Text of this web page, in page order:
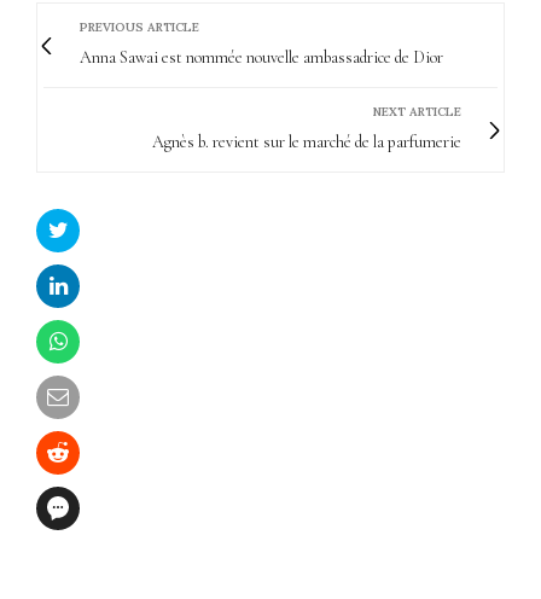
PREVIOUS ARTICLE
Anna Sawai est nommée nouvelle ambassadrice de Dior
NEXT ARTICLE
Agnès b. revient sur le marché de la parfumerie